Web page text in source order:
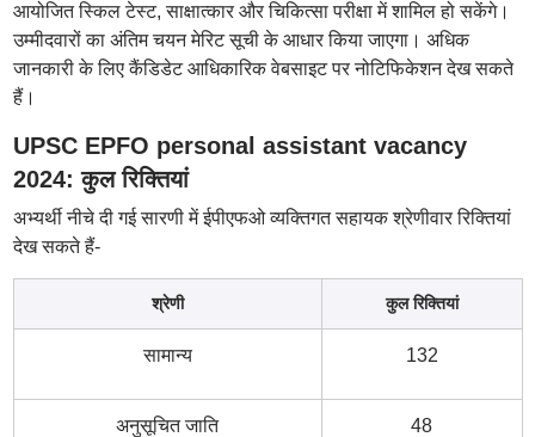
आयोजित स्किल टेस्ट, साक्षात्कार और चिकित्सा परीक्षा में शामिल हो सकेंगे।
उम्मीदवारों का अंतिम चयन मेरिट सूची के आधार किया जाएगा। अधिक
जानकारी के लिए कैंडिडेट आधिकारिक वेबसाइट पर नोटिफिकेशन देख सकते
हैं।
UPSC EPFO personal assistant vacancy
2024: कुल रिक्तियां
अभ्यर्थी नीचे दी गई सारणी में ईपीएफओ व्यक्तिगत सहायक श्रेणीवार रिक्तियां
देख सकते हैं-
श्रेणी कुल रिक्तियां
सामान्य 132
अनुसूचित जाति 48